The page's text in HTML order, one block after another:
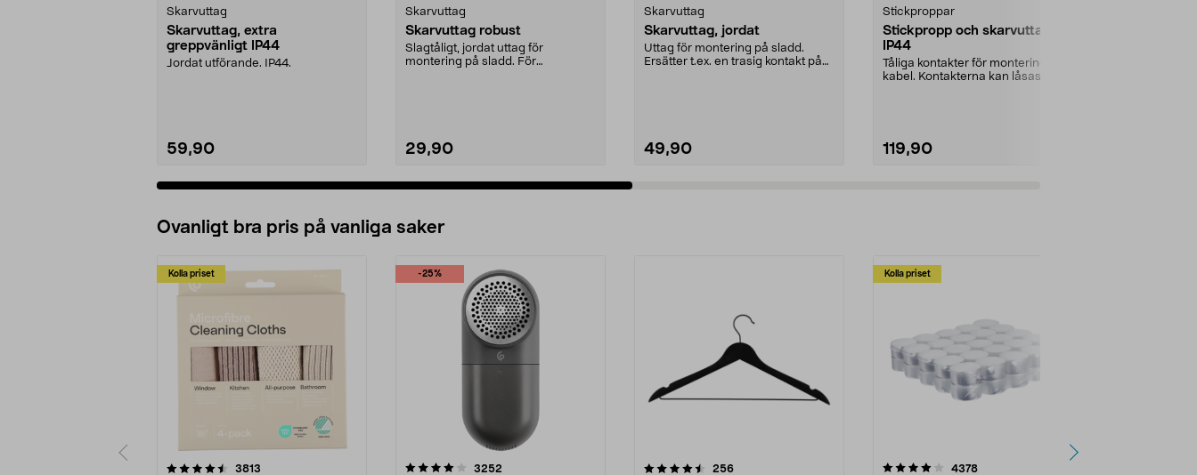
Skarvuttag
Skarvuttag, extra
greppvänligt IP44
Jordat utförande. IP44.
59,90
Skarvuttag
Skarvuttag robust
Slagtåligt, jordat uttag för
montering på sladd. För
29,90
Skarvuttag
Skarvuttag, jordat
Uttag för montering på sladd.
Ersätter t.ex. en trasig kontakt på
49,90
Stickproppar
Stickpropp och skarvuttag
IP44
Tåliga kontakter för montering på
kabel. Kontakterna kan låsas i
119,90
Ovanligt bra pris på vanliga saker
Kolla priset
3813
-25%
4.0av 5 stjärnor 3252
4.5av 5 stjärnor 256recensioner
Kolla priset
4.0av 5 stjärnor 4378recensioner
4.5av 5 stjärnor